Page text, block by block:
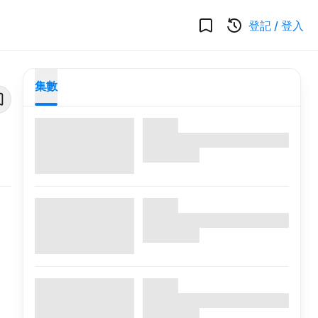
登記 / 登入
集數